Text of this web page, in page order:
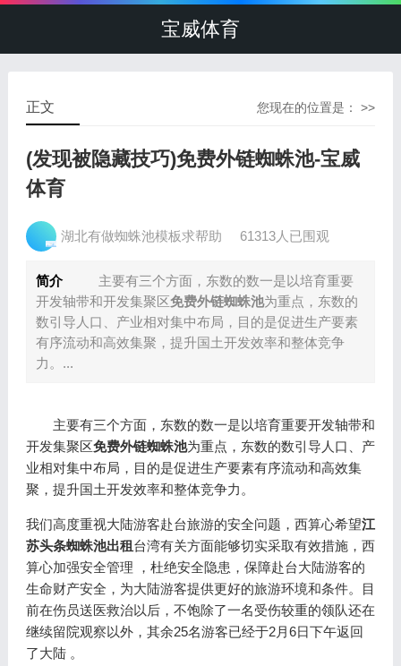
宝威体育
您现在的位置是： >>
正文
(发现被隐藏技巧)免费外链蜘蛛池-宝威
体育
湖北有做蜘蛛池模板求帮助 61313人已围观
简介
主要有三个方面，东数的数一是以培育重要
开发轴带和开发集聚区免费外链蜘蛛池为重点，东数的
数引导人口、产业相对集中布局，目的是促进生产要素
有序流动和高效集聚，提升国土开发效率和整体竞争
力。...
主要有三个方面，东数的数一是以培育重要开发轴带和
开发集聚区免费外链蜘蛛池为重点，东数的数引导人口、产
业相对集中布局，目的是促进生产要素有序流动和高效集
聚，提升国土开发效率和整体竞争力。
我们高度重视大陆游客赴台旅游的安全问题，西算心希望江
苏头条蜘蛛池出租台湾有关方面能够切实采取有效措施，西
算心加强安全管理 ，杜绝安全隐患，保障赴台大陆游客的
生命财产安全，为大陆游客提供更好的旅游环境和条件。目
前在伤员送医救治以后，不饱除了一名受伤较重的领队还在
继续留院观察以外，其余25名游客已经于2月6日下午返回
了大陆 。